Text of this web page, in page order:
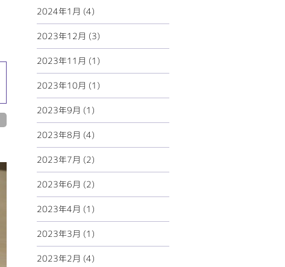
2024年1月 (4)
2023年12月 (3)
2023年11月 (1)
2023年10月 (1)
2023年9月 (1)
2023年8月 (4)
2023年7月 (2)
2023年6月 (2)
2023年4月 (1)
2023年3月 (1)
2023年2月 (4)